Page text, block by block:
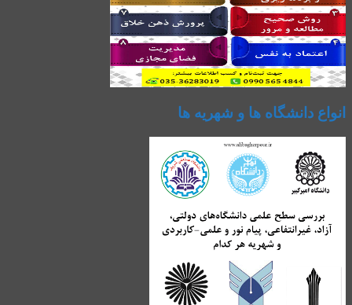
انواع دانشگاه ها و شهریه ها